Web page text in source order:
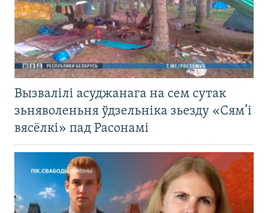
Вызвалілі асуджанага на сем сутак
зьняволеньня ўдзельніка зьезду «Сям’і
вясёлкі» пад Расонамі